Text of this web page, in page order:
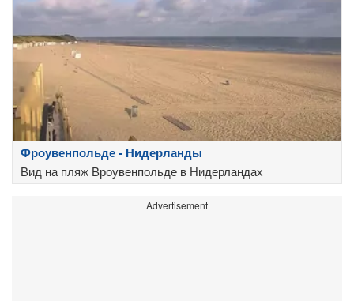
Фроувенпольде - Нидерланды
Вид на пляж Вроувенпольде в Нидерландах
Advertisement